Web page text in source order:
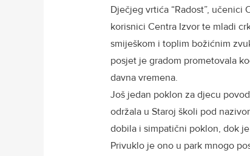
Dječjeg vrtića “Radost”, učenici
korisnici Centra Izvor te mladi
smiješkom i toplim božićnim
posjet je gradom prometovala
davna vremena.
Još jedan poklon za djecu
održala u Staroj školi pod
dobila i simpatični poklon, dok
Privuklo je ono u park mnogo